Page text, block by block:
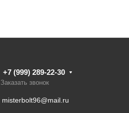
+7 (999) 289-22-30
Заказать звонок
misterbolt96@mail.ru